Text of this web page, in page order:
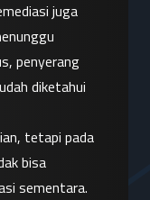
juga
penyerang
diketahui
tetapi pada
bisa
sementara.